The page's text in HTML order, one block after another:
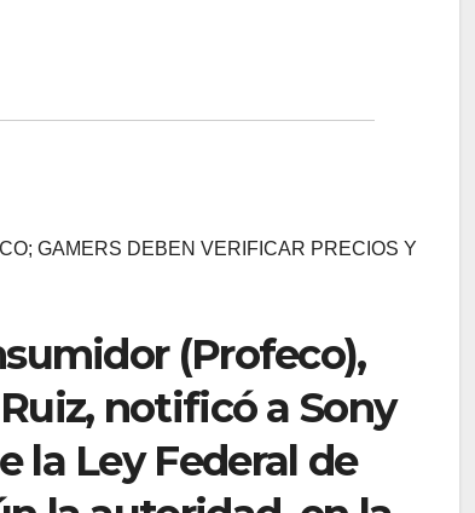
GAMERS DEBEN VERIFICAR PRECIOS Y
(Profeco),
notificó a Sony
Ley Federal de